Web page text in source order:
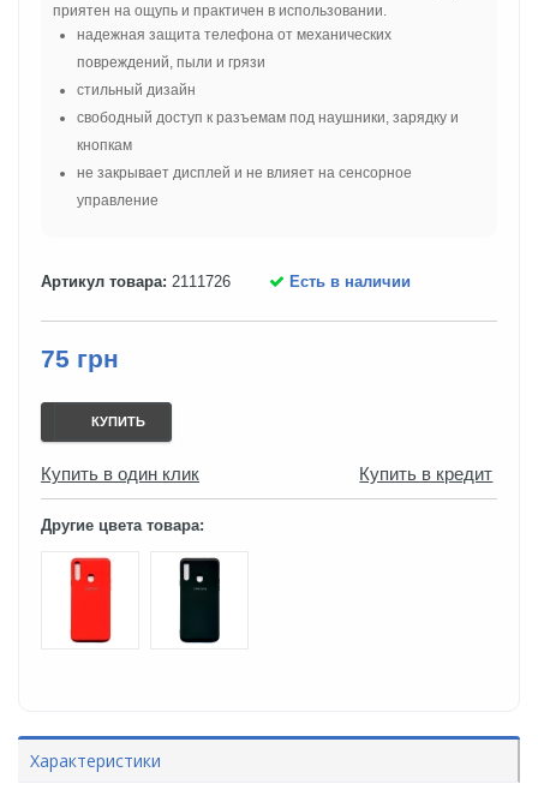
приятен на ощупь и практичен в использовании.
надежная защита телефона от механических
повреждений, пыли и грязи
стильный дизайн
свободный доступ к разъемам под наушники, зарядку и
кнопкам
не закрывает дисплей и не влияет на сенсорное
управление
Артикул товара: 2111726 Есть в наличии
75 грн
КУПИТЬ
Купить в один клик Купить в кредит
Другие цвета товара:
Характеристики